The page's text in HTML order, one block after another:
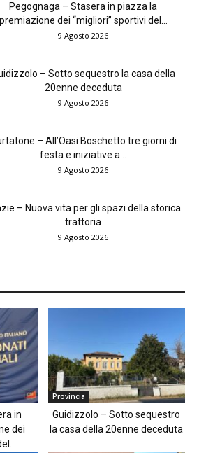
Pegognaga – Stasera in piazza la
premiazione dei “migliori” sportivi del...
9 Agosto 2026
– Sotto sequestro la casa della
20enne deceduta
9 Agosto 2026
– All’Oasi Boschetto tre giorni di
festa e iniziative a...
9 Agosto 2026
– Nuova vita per gli spazi della storica
trattoria
9 Agosto 2026
in
dei
Provincia
Guidizzolo – Sotto sequestro
la casa della 20enne deceduta